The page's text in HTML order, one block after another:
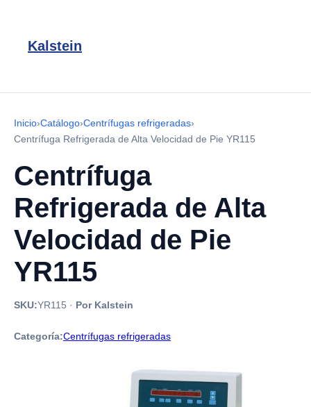
Kalstein
Inicio›Catálogo›Centrífugas refrigeradas›
Centrífuga Refrigerada de Alta Velocidad de Pie YR115
Centrífuga
Refrigerada de Alta
Velocidad de Pie
YR115
SKU:YR115 · Por Kalstein
Categoría:Centrífugas refrigeradas